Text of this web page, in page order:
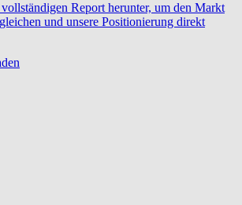
Report herunter, um den Markt
und unsere Positionierung direkt